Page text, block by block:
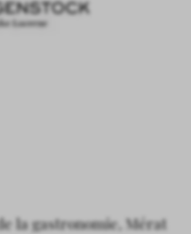
la gastronomie, Mérat